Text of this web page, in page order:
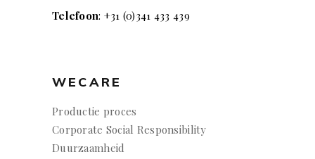
Telefoon: +31 (0)341 433 439
WECARE
Productie proces
Corporate Social Responsibility
Duurzaamheid